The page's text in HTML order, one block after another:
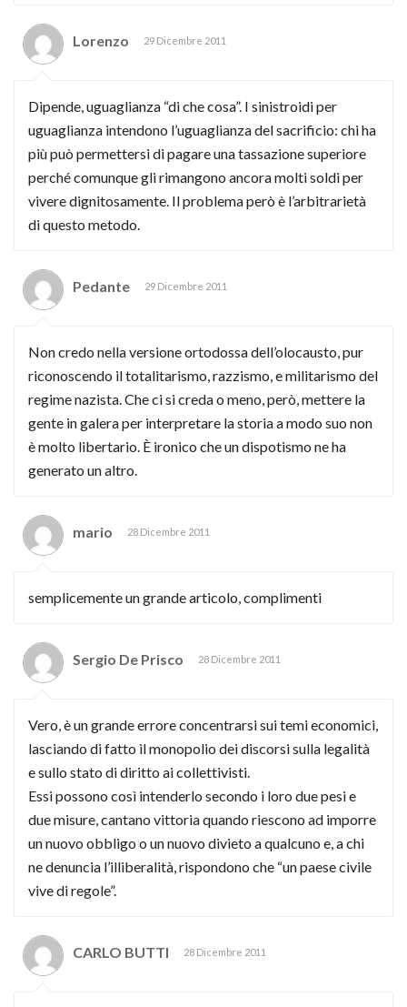
Lorenzo 29 Dicembre 2011
Dipende, uguaglianza “di che cosa”. I sinistroidi per
uguaglianza intendono l’uguaglianza del sacrificio: chi ha
più può permettersi di pagare una tassazione superiore
perché comunque gli rimangono ancora molti soldi per
vivere dignitosamente. Il problema però è l’arbitrarietà
di questo metodo.
Pedante 29 Dicembre 2011
Non credo nella versione ortodossa dell’olocausto, pur
riconoscendo il totalitarismo, razzismo, e militarismo del
regime nazista. Che ci si creda o meno, però, mettere la
gente in galera per interpretare la storia a modo suo non
è molto libertario. È ironico che un dispotismo ne ha
generato un altro.
mario 28 Dicembre 2011
semplicemente un grande articolo, complimenti
Sergio De Prisco 28 Dicembre 2011
Vero, è un grande errore concentrarsi sui temi economici,
lasciando di fatto il monopolio dei discorsi sulla legalità
e sullo stato di diritto ai collettivisti.
Essi possono così intenderlo secondo i loro due pesi e
due misure, cantano vittoria quando riescono ad imporre
un nuovo obbligo o un nuovo divieto a qualcuno e, a chi
ne denuncia l’illiberalità, rispondono che “un paese civile
vive di regole”.
CARLO BUTTI 28 Dicembre 2011